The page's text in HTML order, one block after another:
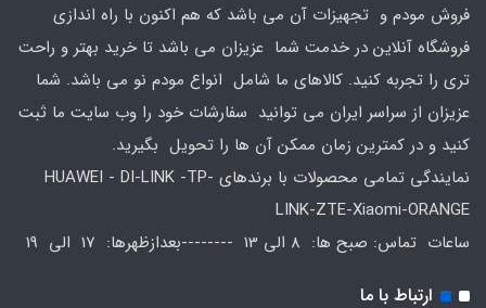
فروش مودم و تجهیزات آن می باشد که هم اکنون با راه اندازی
فروشگاه آنلاین در خدمت شما عزیزان می باشد تا خرید بهتر و راحت
تری را تجربه کنید. کالاهای ما شامل انواع مودم نو می باشد. شما
عزیزان از سراسر ایران می توانید سفارشات خود را وب سایت ما ثبت
کنید و در کمترین زمان ممکن آن ها را تحویل بگیرید.
نمایندگی تمامی محصولات با برندهای HUAWEI - DI-LINK -TP-
LINK-ZTE-Xiaomi-ORANGE
ساعات تماس: صبح ها: 8 الی 13 --------بعدازظهرها: 17 الی 19
ارتباط با ما